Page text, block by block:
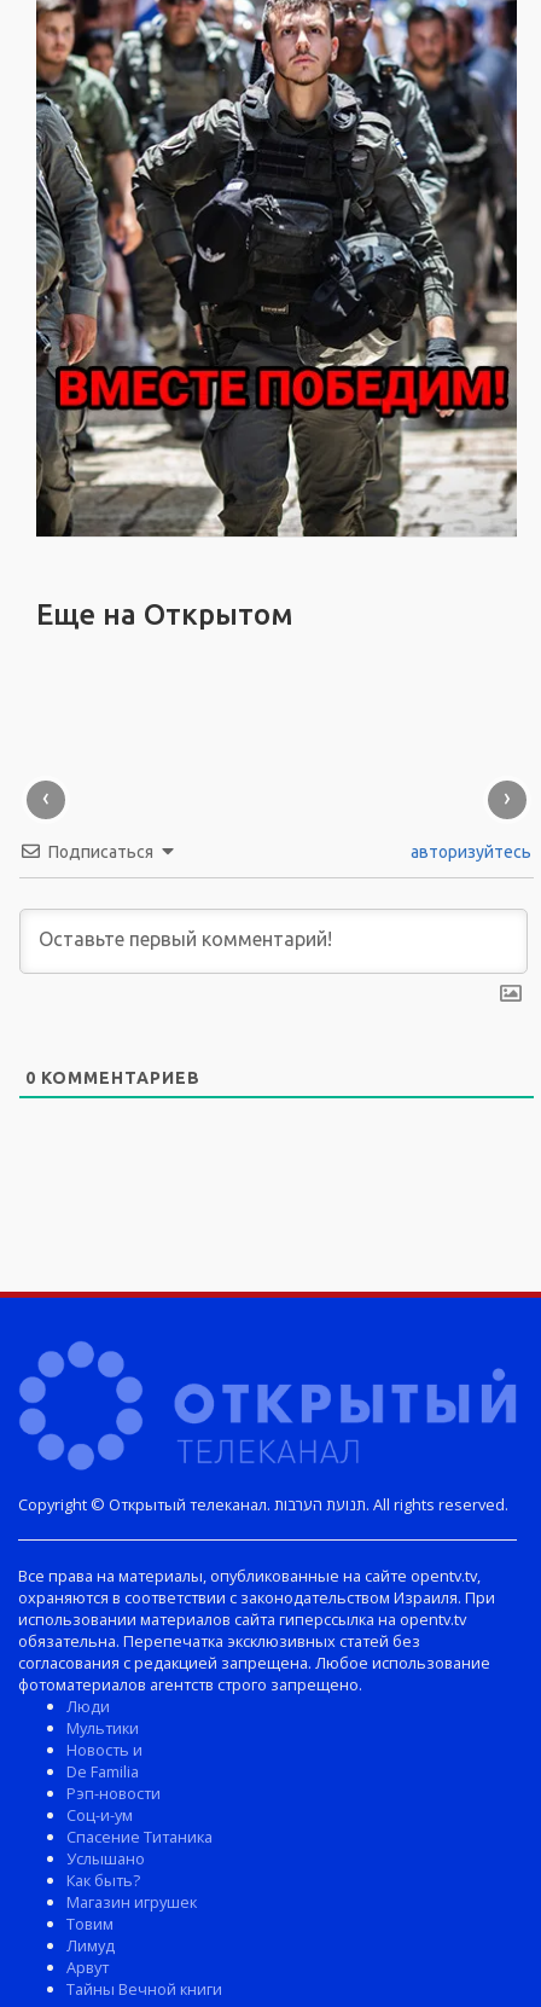
Еще на Открытом
‹ ›
Подписаться авторизуйтесь
0 КОММЕНТАРИЕВ
Copyright © Открытый телеканал. תנועת הערבות. All rights reserved.
Все права на материалы, опубликованные на сайте opentv.tv,
охраняются в соответствии с законодательством Израиля. При
использовании материалов сайта гиперссылка на opentv.tv
обязательна. Перепечатка эксклюзивных статей без
согласования с редакцией запрещена. Любое использование
фотоматериалов агентств строго запрещено.
Люди
Мультики
Новость и
De Familia
Рэп-новости
Соц-и-ум
Спасение Титаника
Услышано
Как быть?
Магазин игрушек
Товим
Лимуд
Арвут
Тайны Вечной книги